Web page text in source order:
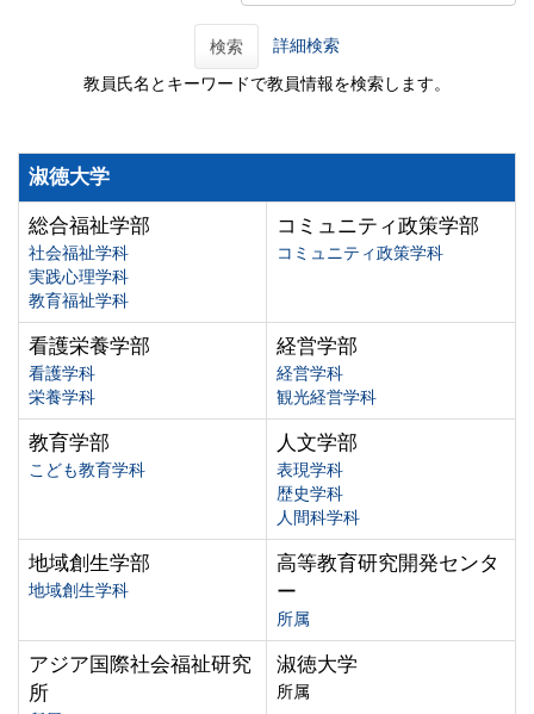
検索 詳細検索
教員氏名とキーワードで教員情報を検索します。
淑徳大学
総合福祉学部
社会福祉学科
実践心理学科
教育福祉学科
コミュニティ政策学部
コミュニティ政策学科
看護栄養学部
看護学科
栄養学科
経営学部
経営学科
観光経営学科
教育学部
こども教育学科
人文学部
表現学科
歴史学科
人間科学科
地域創生学部
地域創生学科
高等教育研究開発センタ
ー
所属
アジア国際社会福祉研究
所
淑徳大学
所属